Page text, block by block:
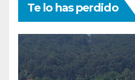
Te lo has perdido